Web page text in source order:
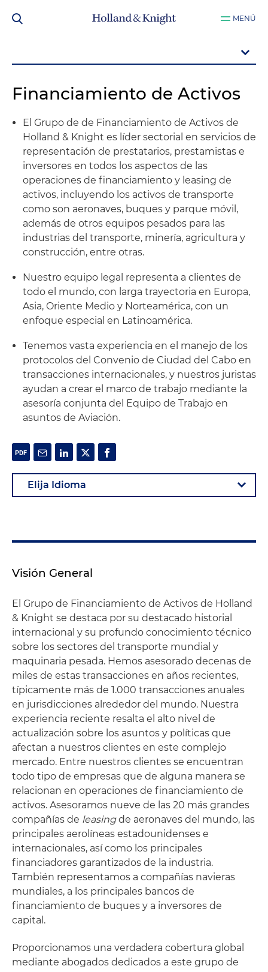
MENÚ
Financiamiento de Activos
El Grupo de de Financiamiento de Activos de
Holland & Knight es líder sectorial en servicios de
representación de prestatarios, prestamistas e
inversores en todos los aspectos de las
operaciones de financiamiento y leasing de
activos, incluyendo los activos de transporte
como son aeronaves, buques y parque móvil,
además de otros equipos pesados para las
industrias del transporte, minería, agricultura y
construcción, entre otras.
Nuestro equipo legal representa a clientes de
todo el mundo, con larga trayectoria en Europa,
Asia, Oriente Medio y Norteamérica, con un
enfoque especial en Latinoamérica.
Tenemos vasta experiencia en el manejo de los
protocolos del Convenio de Ciudad del Cabo en
transacciones internacionales, y nuestros juristas
ayudan a crear el marco de trabajo mediante la
asesoría conjunta del Equipo de Trabajo en
asuntos de Aviación.
Visión General
El Grupo de Financiamiento de Activos de Holland
& Knight se destaca por su destacado historial
internacional y su profundo conocimiento técnico
sobre los sectores del transporte mundial y
maquinaria pesada. Hemos asesorado decenas de
miles de estas transacciones en años recientes,
típicamente más de 1.000 transacciones anuales
en jurisdicciones alrededor del mundo. Nuestra
experiencia reciente resalta el alto nivel de
actualización sobre los asuntos y políticas que
afectan a nuestros clientes en este complejo
mercado. Entre nuestros clientes se encuentran
todo tipo de empresas que de alguna manera se
relacionan en operaciones de financiamiento de
activos. Asesoramos nueve de las 20 más grandes
compañías de leasingde aeronaves del mundo, las
principales aerolíneas estadounidenses e
internacionales, así como los principales
financiadores garantizados de la industria.
También representamos a compañías navieras
mundiales, a los principales bancos de
financiamiento de buques y a inversores de
capital.
Proporcionamos una verdadera cobertura global
mediante abogados dedicados a este grupo de